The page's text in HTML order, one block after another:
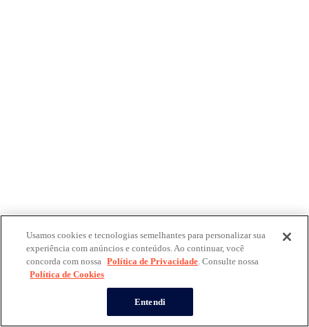
Usamos cookies e tecnologias semelhantes para personalizar sua
experiência com anúncios e conteúdos. Ao continuar, você
concorda com nossa Política de Privacidade. Consulte nossa
Política de Cookies
Entendi